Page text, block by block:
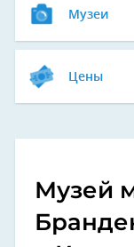
Музеи
Цены
Музей